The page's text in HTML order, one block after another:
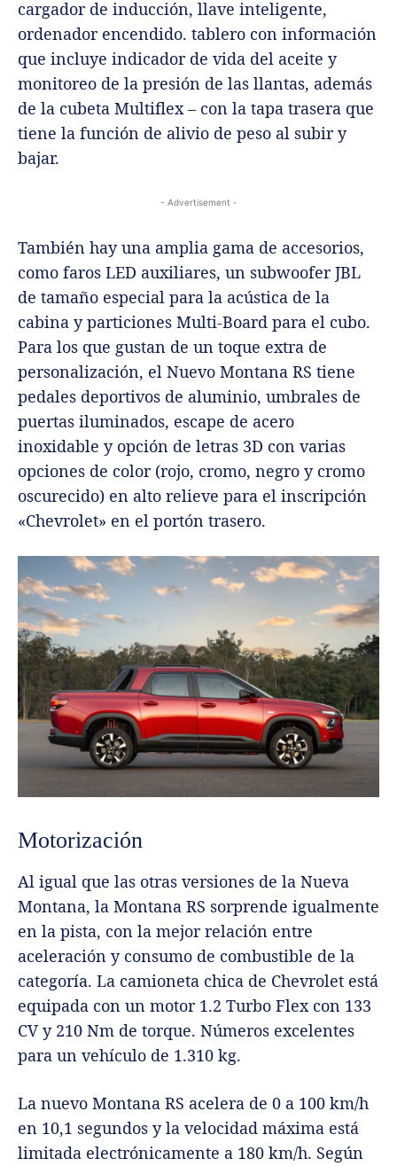
cargador de inducción, llave inteligente,
ordenador encendido. tablero con información
que incluye indicador de vida del aceite y
monitoreo de la presión de las llantas, además
de la cubeta Multiflex – con la tapa trasera que
tiene la función de alivio de peso al subir y
bajar.
- Advertisement -
También hay una amplia gama de accesorios,
como faros LED auxiliares, un subwoofer JBL
de tamaño especial para la acústica de la
cabina y particiones Multi-Board para el cubo.
Para los que gustan de un toque extra de
personalización, el Nuevo Montana RS tiene
pedales deportivos de aluminio, umbrales de
puertas iluminados, escape de acero
inoxidable y opción de letras 3D con varias
opciones de color (rojo, cromo, negro y cromo
oscurecido) en alto relieve para el inscripción
«Chevrolet» en el portón trasero.
Motorización
Al igual que las otras versiones de la Nueva
Montana, la Montana RS sorprende igualmente
en la pista, con la mejor relación entre
aceleración y consumo de combustible de la
categoría. La camioneta chica de Chevrolet está
equipada con un motor 1.2 Turbo Flex con 133
CV y 210 Nm de torque. Números excelentes
para un vehículo de 1.310 kg.
La nuevo Montana RS acelera de 0 a 100 km/h
en 10,1 segundos y la velocidad máxima está
limitada electrónicamente a 180 km/h. Según